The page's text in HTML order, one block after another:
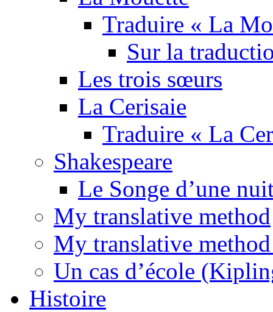
Traduire « La
Sur la
Les trois sœurs
La Cerisaie
Traduire « La
Shakespeare
Le Songe d’une
My translative method
My translative
Un cas d’école
Histoire